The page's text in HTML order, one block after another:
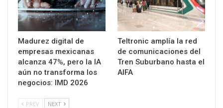
Madurez digital de
empresas mexicanas
alcanza 47%, pero la IA
aún no transforma los
negocios: IMD 2026
Teltronic amplía la red
de comunicaciones del
Tren Suburbano hasta el
AIFA
PREV NEXT